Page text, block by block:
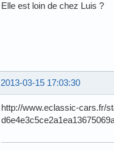
Elle est loin de chez Luis ?
2013-03-15 17:03:30
http://www.eclassic-cars.fr/